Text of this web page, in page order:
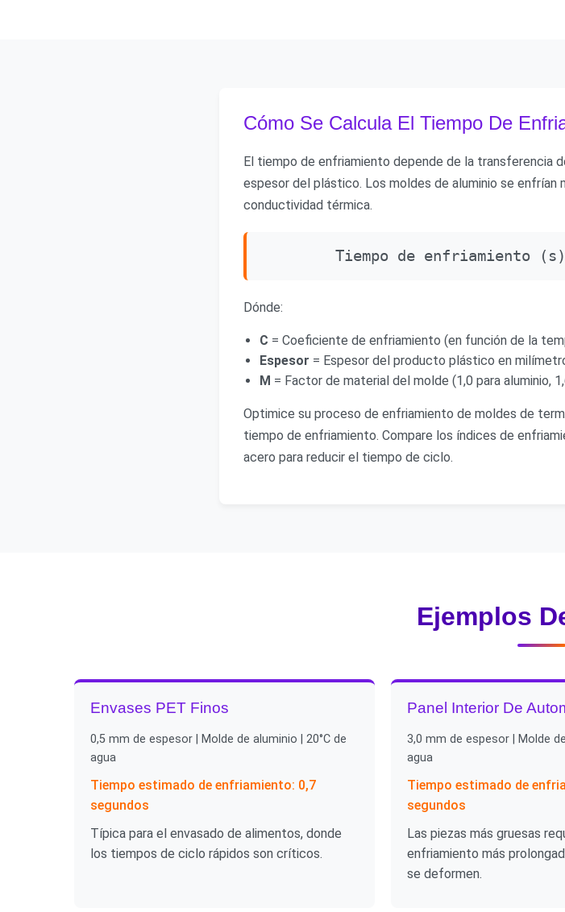
Cómo Se Calcula El Tiempo De
El tiempo de enfriamiento depende de la transferencia
espesor del plástico. Los moldes de aluminio se enfrían
conductividad térmica.
Tiempo de enfriamiento
Dónde:
C = Coeficiente de enfriamiento (en función de la
Espesor = Espesor del producto plástico en
M = Factor de material del molde (1,0 para aluminio,
Optimice su proceso de enfriamiento de moldes de
tiempo de enfriamiento. Compare los índices de
acero para reducir el tiempo de ciclo.
Ejemplos
Envases PET Finos
0,5 mm de espesor | Molde de aluminio | 20°C de
agua
Tiempo estimado de enfriamiento: 0,7
segundos
Típica para el envasado de alimentos, donde
los tiempos de ciclo rápidos son críticos.
Panel Interior De
3,0 mm de espesor | Molde
agua
Tiempo estimado de
segundos
Las piezas más gruesas
enfriamiento más
se deformen.